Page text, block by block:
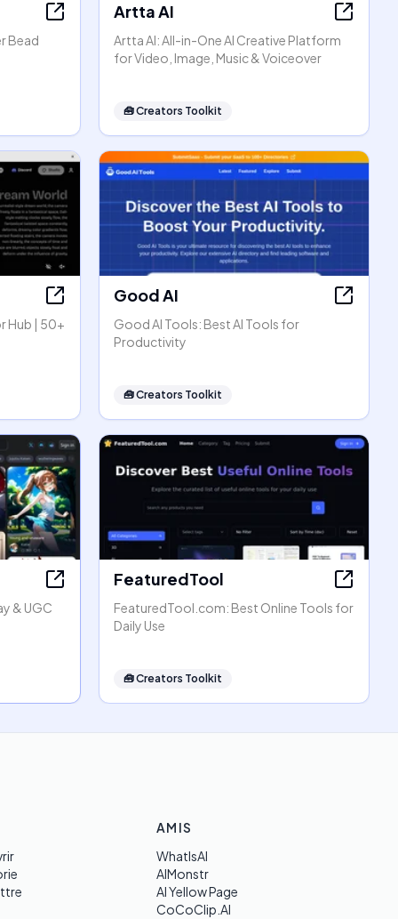
Bead
Artta AI
Artta AI: All-in-One AI Creative Platform
for Video, Image, Music & Voiceover
🧰Creators Toolkit
Hub | 50+
Good AI
Good AI Tools: Best AI Tools for
Productivity
🧰Creators Toolkit
& UGC
FeaturedTool
FeaturedTool.com: Best Online Tools for
Daily Use
🧰Creators Toolkit
AMIS
WhatIsAI
AIMonstr
AI Yellow Page
CoCoClip.AI